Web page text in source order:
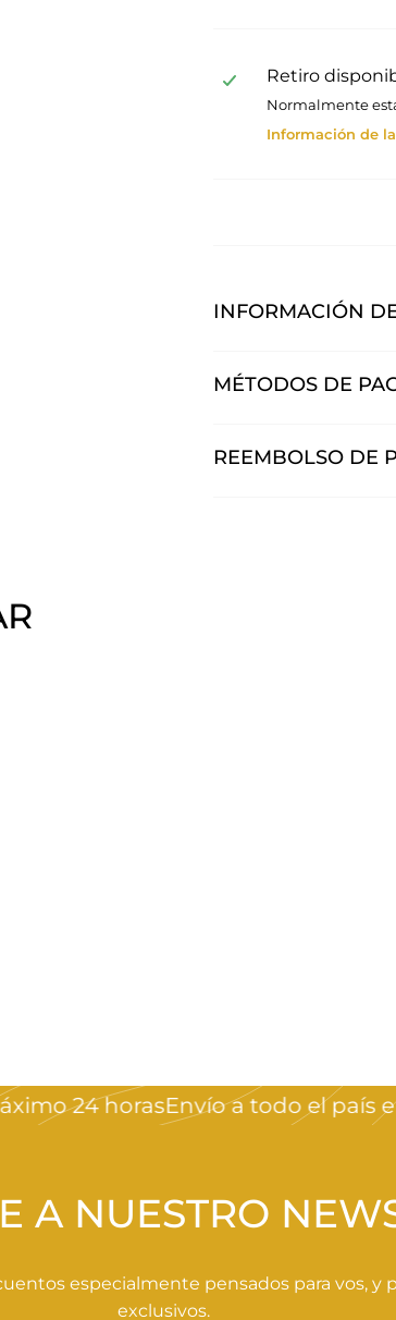
Retiro
Normalmente
Información de
INFORMACIÓN
MÉTODOS DE
REEMBOLSO DE
24 horasEnvío a todo el país en
A NUESTRO
especialmente pensados para vos, y
exclusivos.